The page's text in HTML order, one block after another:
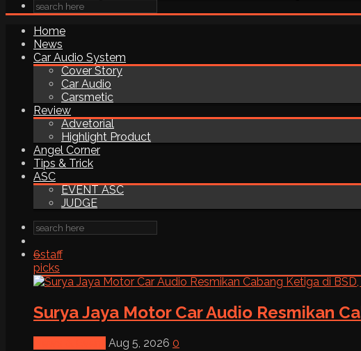
Home
News
Car Audio System
Cover Story
Car Audio
Carsmetic
Review
Advetorial
Highlight Product
Angel Corner
Tips & Trick
ASC
EVENT ASC
JUDGE
6staff
picks
Surya Jaya Motor Car Audio Resmikan
Aug 5, 2026 0